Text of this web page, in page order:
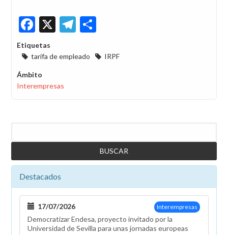
Facebook
X Telegram
Etiquetas
tarifa de empleado
IRPF
Ámbito
Interempresas
Destacados
Interempresas
17/07/2026
Democratizar Endesa, proyecto invitado por la
Universidad de Sevilla para unas jornadas europeas